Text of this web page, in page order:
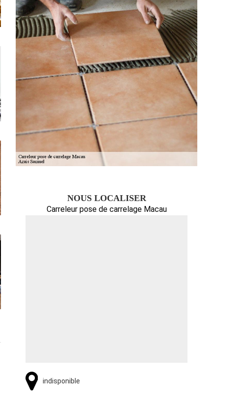
NOUS LOCALISER
Carreleur pose de carrelage Macau
indisponible